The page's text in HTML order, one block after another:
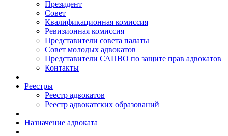
Президент
Совет
Квалификационная комиссия
Ревизионная комиссия
Представители совета палаты
Совет молодых адвокатов
Представители САПВО по защите прав адвокатов
Контакты
Реестры
Реестр адвокатов
Реестр адвокатских образований
Назначение адвоката